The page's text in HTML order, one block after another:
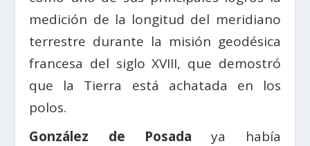
medición de la longitud del meridiano
terrestre durante la misión geodésica
francesa del siglo XVIII, que demostró
que la Tierra está achatada en los
polos.
González de Posada ya había